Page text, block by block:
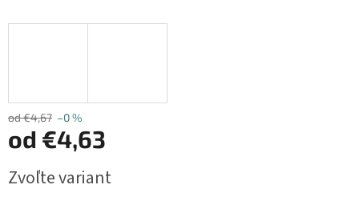
od €4,67 –0 %
od €4,63
cena:
Zvoľte variant